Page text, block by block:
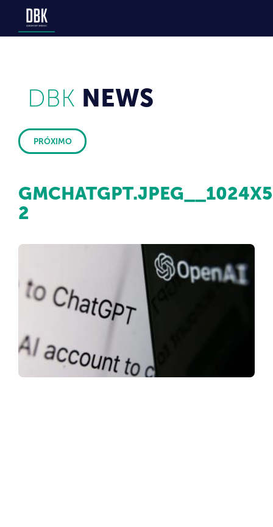
DBK NEWS
PRÓXIMO
2